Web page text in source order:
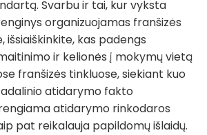
Svarbu ir tai, kur vyksta
organizuojamas franšizės
išsiaiškinkite, kas padengs
ir kelionės į mokymų vietą
franšizės tinkluose, siekiant kuo
atidarymo fakto
atidarymo rinkodaros
pat reikalauja papildomų išlaidų.